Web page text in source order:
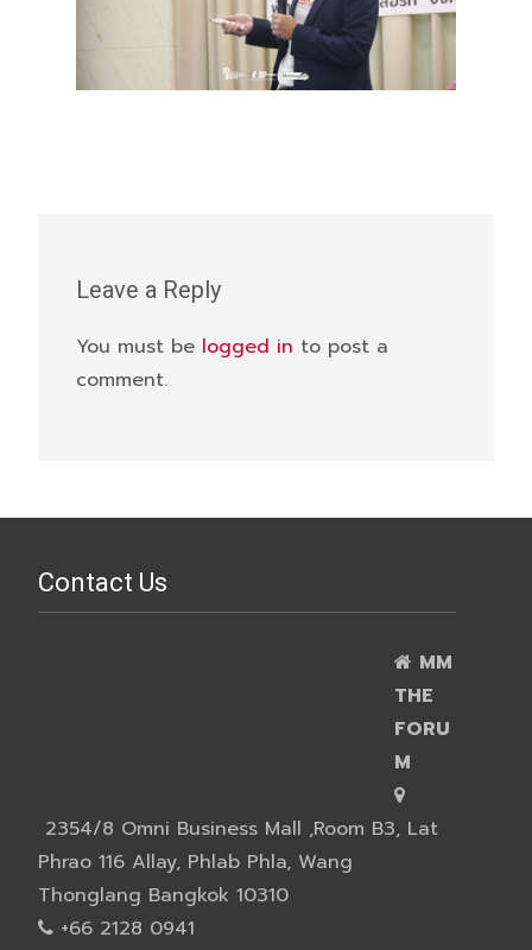
Leave a Reply
You must be logged in to post a
comment.
Contact Us
MM
THE
FORU
M
2354/8 Omni Business Mall ,Room B3, Lat
Phrao 116 Allay, Phlab Phla, Wang
Thonglang Bangkok 10310
+66 2128 0941